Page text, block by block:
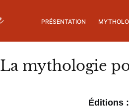
PRÉSENTATION
La mythologie
Éditions :